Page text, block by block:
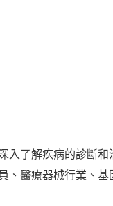
了解疾病的診斷
醫療器械行業、